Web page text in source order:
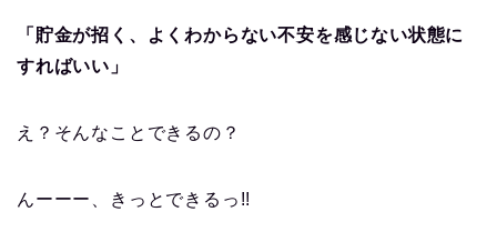
「貯金が招く、よくわからない不安を感じない状態に
すればいい」
え？そんなことできるの？
んーーー、きっとできるっ!!